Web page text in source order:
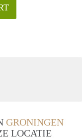
GRONINGEN
LOCATIE